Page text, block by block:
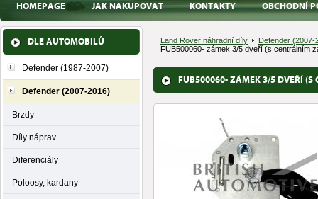
HOMEPAGE JAK NAKUPOVAT KONTAKTY OBCHODNÍ
DLE AUTOMOBILŮ
Defender (1987-2007)
Defender (2007-2016)
Brzdy
Díly náprav
Diferenciály
Poloosy, kardany
Land Rover náhradní díly
Defender (2007-
FUB500060- zámek 3/5 dveří (s centrálním
FUB500060- ZÁMEK 3/5 DVEŘÍ